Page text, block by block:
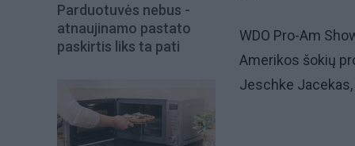
Parduotuvės nebus -
atnaujinamo pastato
paskirtis liks ta pati
WDO Pro-Am
Amerikos šokių
Jeschke